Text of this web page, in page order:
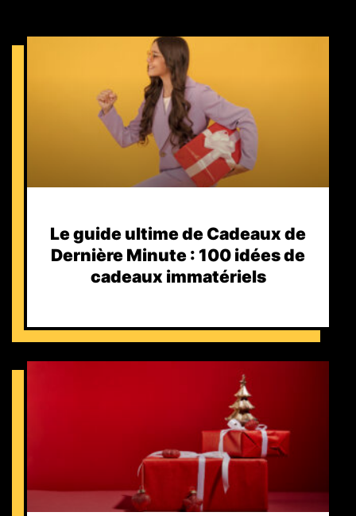
Le guide ultime de Cadeaux de
Dernière Minute : 100 idées de
cadeaux immatériels